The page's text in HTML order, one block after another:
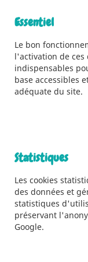
to
the
end
of
Essentiel
Le bon
l'activation de ces
indispensables
base accessibles
adéquate du site.
Statistiques
Les cookies
des données et
statistiques
préservant
Google.